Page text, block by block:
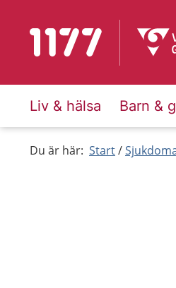
Till startsidan för 1177
Liv & hälsa Barn &
Du är här: Start